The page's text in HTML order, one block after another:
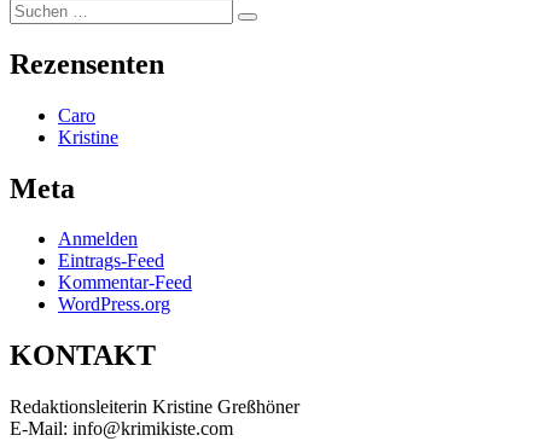
Suchen
nach:
Suchen
Rezensenten
Caro
Kristine
Meta
Anmelden
Eintrags-Feed
Kommentar-Feed
WordPress.org
KONTAKT
Redaktionsleiterin Kristine Greßhöner
E-Mail: info@krimikiste.com